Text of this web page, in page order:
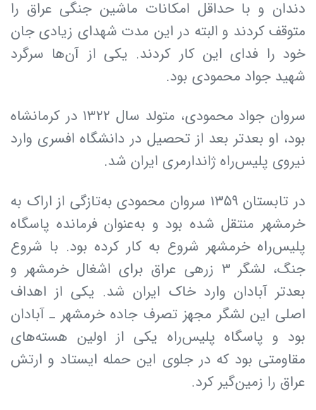
دندان و با حداقل امکانات ماشین جنگی عراق را
متوقف کردند و البته در این مدت شهدای زیادی جان
خود را فدای این کار کردند. یکی از آن‌ها سرگرد
شهید جواد محمودی بود.
سروان جواد محمودی، متولد سال ۱۳۲۲ در کرمانشاه
بود، او بعدتر بعد از تحصیل در دانشگاه افسری وارد
نیروی پلیس‌راه ژاندارمری ایران شد.
در تابستان ۱۳۵۹ سروان محمودی به‌تازگی از اراک به
خرمشهر منتقل شده بود و به‌عنوان فرمانده پاسگاه
پلیس‌راه خرمشهر شروع به کار کرده بود. با شروع
جنگ، لشگر ۳ زرهی عراق برای اشغال خرمشهر و
بعدتر آبادان وارد خاک ایران شد. یکی از اهداف
اصلی این لشگر مجهز تصرف جاده خرمشهر ـ آبادان
بود و پاسگاه پلیس‌راه یکی از اولین هسته‌های
مقاومتی بود که در جلوی این حمله ایستاد و ارتش
عراق را زمین‌گیر کرد.